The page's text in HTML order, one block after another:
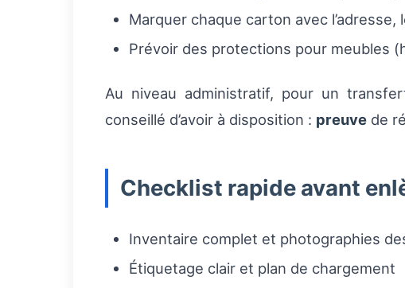
Marquer chaque carton avec
Prévoir des protections pour meubles
Au niveau administratif, pour un
conseillé d’avoir à disposition : preuve de
Checklist rapide avant
Inventaire complet et photographies
Étiquetage clair et plan de chargement